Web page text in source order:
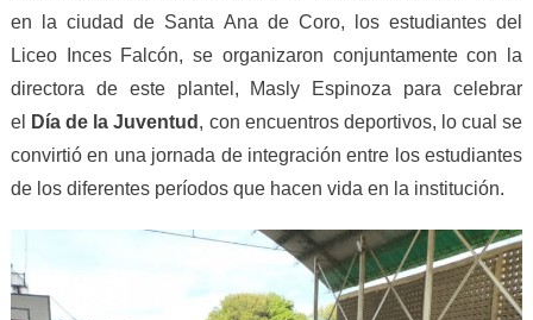
en la ciudad de Santa Ana de Coro, los estudiantes del
Liceo Inces Falcón, se organizaron conjuntamente con la
directora de este plantel, Masly Espinoza para celebrar
el
Día de la Juventud , con encuentros deportivos, lo cual se
convirtió en una jornada de integración entre los estudiantes
de los diferentes períodos que hacen vida en la institución.